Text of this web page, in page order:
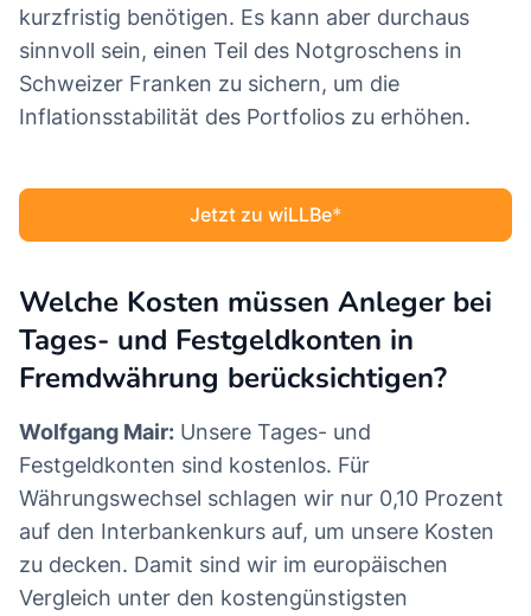
kurzfristig benötigen. Es kann aber durchaus
sinnvoll sein, einen Teil des Notgroschens in
Schweizer Franken zu sichern, um die
Inflationsstabilität des Portfolios zu erhöhen.
Jetzt zu wiLLBe
Welche Kosten müssen Anleger bei
Tages- und Festgeldkonten in
Fremdwährung berücksichtigen?
Wolfgang Mair: Unsere Tages- und
Festgeldkonten sind kostenlos. Für
Währungswechsel schlagen wir nur 0,10 Prozent
auf den Interbankenkurs auf, um unsere Kosten
zu decken. Damit sind wir im europäischen
Vergleich unter den kostengünstigsten